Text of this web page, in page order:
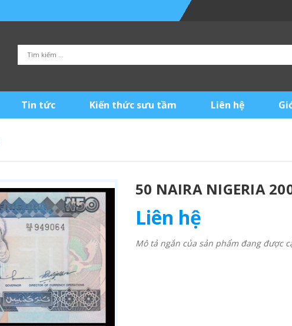
Tin tức Kiến thức sưu tầm Liên hệ
50 NAIRA NIGERIA
Liên hệ
Mô tả ngắn của sản phẩm đang được